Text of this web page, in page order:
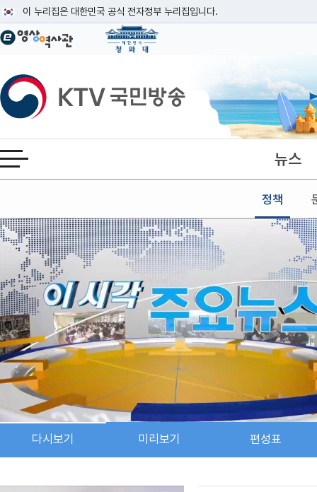
이 누리집은 대한민국 공식 전자정부 누리집입니다.
공식 누리집 주소 확인하기
이밖에 or.kr 또는 .kr등 다른 도메인 주소를 사용하고 있다면 아래 URL에서
운영중인 공식 누리집보기
KTV국민방송
전체메뉴 열기 뉴스
정책
본문
다시보기 미리보기 편성표